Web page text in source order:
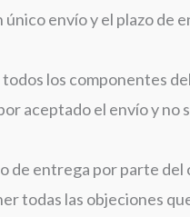
envío y el plazo
los componentes
aceptado el envío y
entrega por parte del
todas las objeciones